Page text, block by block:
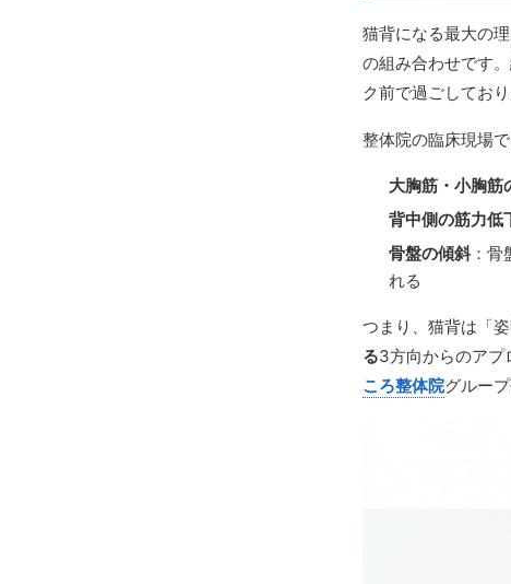
猫背になる最大の理
の組み合わせです
ク前で過ごしてお
整体院の臨床現場
大胸筋・小胸筋
背中側の筋力低
骨盤の傾斜：骨
れる
つまり、猫背は「
る3方向からのアプ
ころ整体院グルー